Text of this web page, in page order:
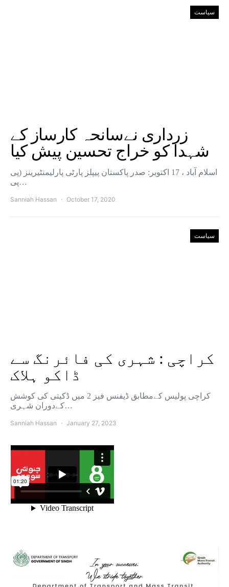
سیاست
زرداری نےسانحہ کارساز کے
شہدا کو خراج تحسین پیش کیا
اسلام آباد ، 17 اکتوبر: صدر پاکستان پیپلز پارٹی پارلیمنٹیرینز (پی
پی…
Sanniah Hassan October 17, 2020
سیاست
کراچی : شہری کی فائرنگ سے
ڈاکو ہلاک
کراچی پولیس کےمطابق ڈیفنس فیز 2 میں ڈکیتی کی کوشش
کےدوران شہری…
Sanniah Hassan January 27, 2023